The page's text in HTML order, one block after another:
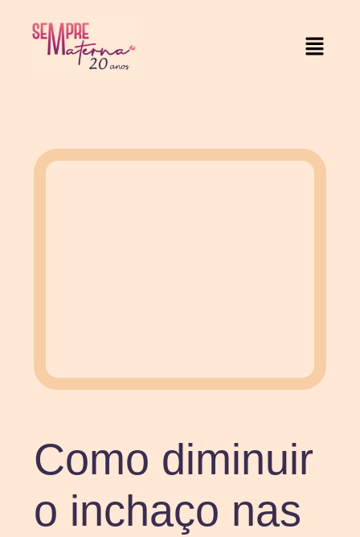
Como diminuir
o inchaço nas